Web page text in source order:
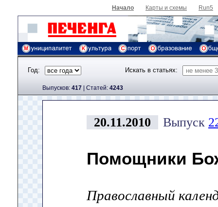
Начало Карты и схемы Run5
Год: Искать в статьях:
Выпусков: 417 | Cтатей: 4243
20.11.2010 Выпуск
Помощники
Православный